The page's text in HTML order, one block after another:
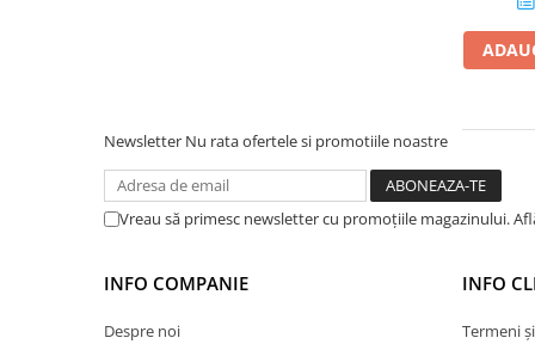
Hidroizolații Flexibile
Hidroizolații Lichide
Hidroizolații Bituminoase
Tencuieli și Betoane
Newsletter Nu rata ofertele si promotiile noastre
Vreau să primesc newsletter cu promoțiile magazinului.
INFO COMPANIE
Despre noi
INFO
Termeni